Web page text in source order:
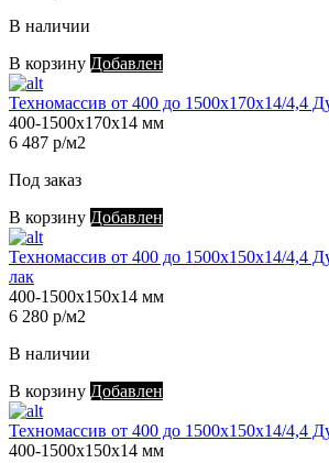
В наличии
В корзину Добавлен
Техномассив от 400 до 1500х170х14/4,4
400-1500х170х14 мм
6 487 р/м2
Под заказ
В корзину Добавлен
Техномассив от 400 до 1500х150х14/4,4
лак
400-1500х150х14 мм
6 280 р/м2
В наличии
В корзину Добавлен
Техномассив от 400 до 1500х150х14/4,4
400-1500х150х14 мм